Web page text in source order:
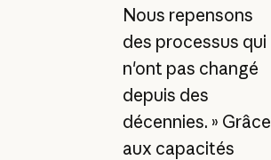
Nous repensons
des processus qui
n'ont pas changé
depuis des
décennies. » Grâce
aux capacités